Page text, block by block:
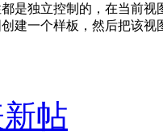
是独立控制的，在当前
建一个样板，然后把该
帖